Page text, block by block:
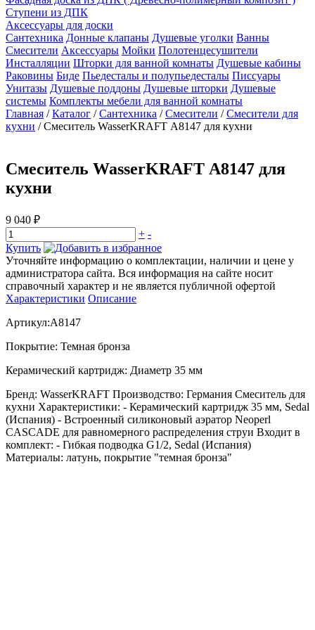
Ступени из ДПК
Аксессуары для доски
Сантехника Донные клапаны Душевые уголки Ванны
Смесители Аксессуары Мойки Полотенцесушители
Инсталляции Шторки для ванной комнаты Душевые кабины
Раковины Биде Пьедесталы и полупьедесталы Писсуары
Унитазы Душевые поддоны Душевые шторки Душевые
системы Комплекты мебели для ванной комнаты
Главная / Каталог / Сантехника / Смесители / Смесители для
кухни /Смеситель WasserKRAFT А8147 для кухни
Смеситель WasserKRAFT А8147 для
кухни
9 040 ₽
+ -
Купить
Уточняйте информацию о комплектации, наличии и цене у
администратора сайта. Вся информация на сайте носит
справочный характер и не является публичной офертой
Характеристики Описание
Артикул:А8147
Покрытие: Темная бронза
Керамический картридж: Диаметр 35 мм
Бренд: WasserKRAFT Производство: Германия Смеситель для
кухни Характеристики: - Керамический картридж 35 мм, Sedal
(Испания) - Встроенный силиконовый аэратор Neoperl
CASCADE для равномерного распределения струи Входит в
комплект: - Гибкая подводка G1/2, Sedal (Испания)
Материалы: латунь, покрытие "темная бронза"